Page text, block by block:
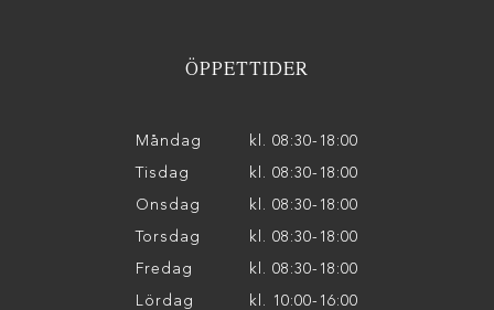
ÖPPETTIDER
Måndag kl. 08:30-18:00
Tisdag kl. 08:30-18:00
Onsdag kl. 08:30-18:00
Torsdag kl. 08:30-18:00
Fredag kl. 08:30-18:00
Lördag kl. 10:00-16:00